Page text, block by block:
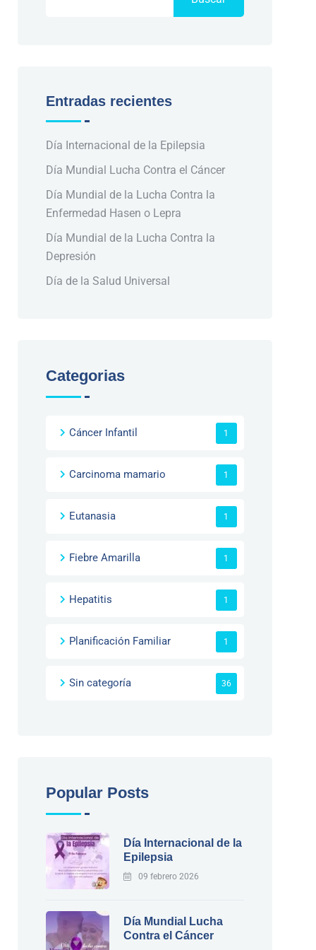
Entradas recientes
Día Internacional de la Epilepsia
Día Mundial Lucha Contra el Cáncer
Día Mundial de la Lucha Contra la
Enfermedad Hasen o Lepra
Día Mundial de la Lucha Contra la
Depresión
Día de la Salud Universal
Categorias
Cáncer Infantil 1
Carcinoma mamario 1
Eutanasia 1
Fiebre Amarilla 1
Hepatitis 1
Planificación Familiar 1
Sin categoría 36
Popular Posts
Día Internacional de la
Epilepsia
09 febrero 2026
Día Mundial Lucha
Contra el Cáncer